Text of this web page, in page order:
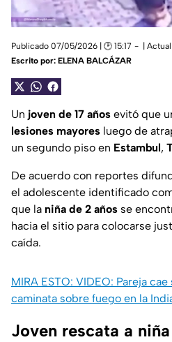
Publicado 07/05/2026 | 🕑 15:17 |
Escrito por: ELENA BALCÁZAR
Un joven de 17 años evitó que
lesiones mayores luego de
un segundo piso en Estambul,
De acuerdo con reportes
el adolescente identificado
que la niña de 2 años se
hacia el sitio para colocarse
caída.
MIRA ESTO: VIDEO: Pareja
caminata sobre fuego en la
Joven rescata a